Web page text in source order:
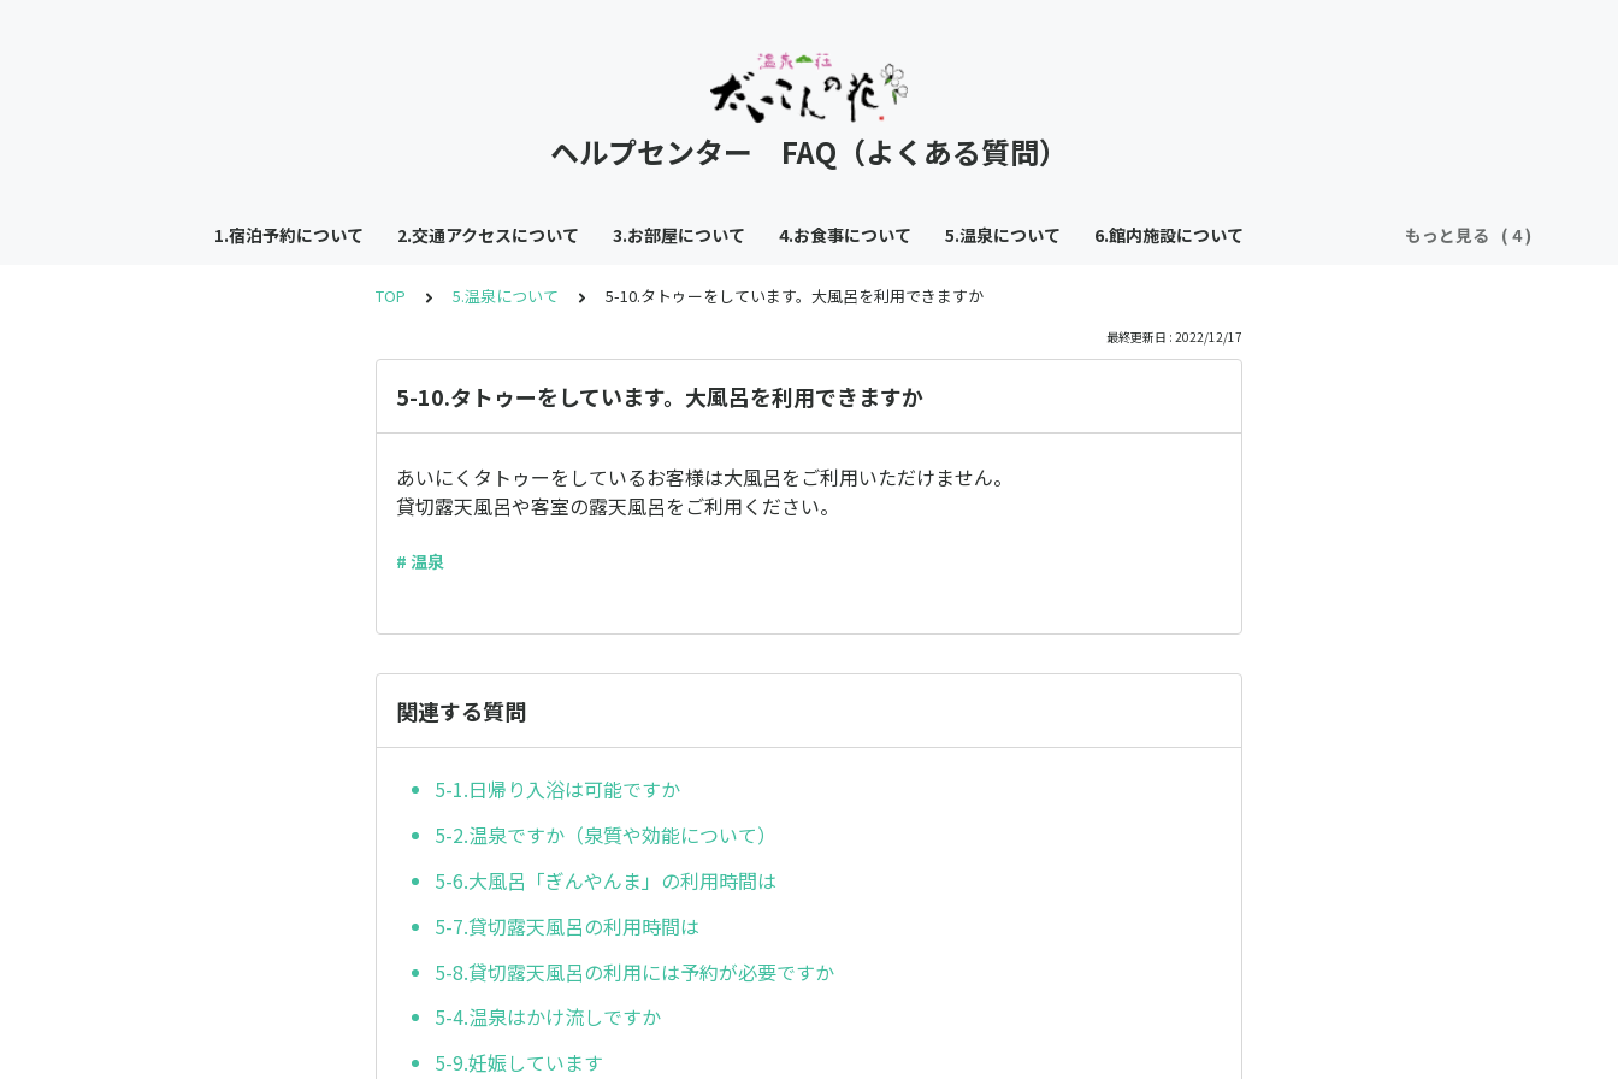
ヘルプセンター FAQ（よくある質問）
1.宿泊予約について 2.交通アクセスについて 3.お部屋について 4.お食事について 5.温泉について 6.館内施設について もっと見る
TOP 5.温泉について 5-10.タトゥーをしています。大風呂を利用できますか
最終更新日 : 2022/12/17
5-10.タトゥーをしています。大風呂を利用できますか
あいにくタトゥーをしているお客様は大風呂をご利用いただけません。
貸切露天風呂や客室の露天風呂をご利用ください。
# 温泉
関連する質問
5-1.日帰り入浴は可能ですか
5-2.温泉ですか（泉質や効能について）
5-6.大風呂「ぎんやんま」の利用時間は
5-7.貸切露天風呂の利用時間は
5-8.貸切露天風呂の利用には予約が必要ですか
5-4.温泉はかけ流しですか
5-9.妊娠しています